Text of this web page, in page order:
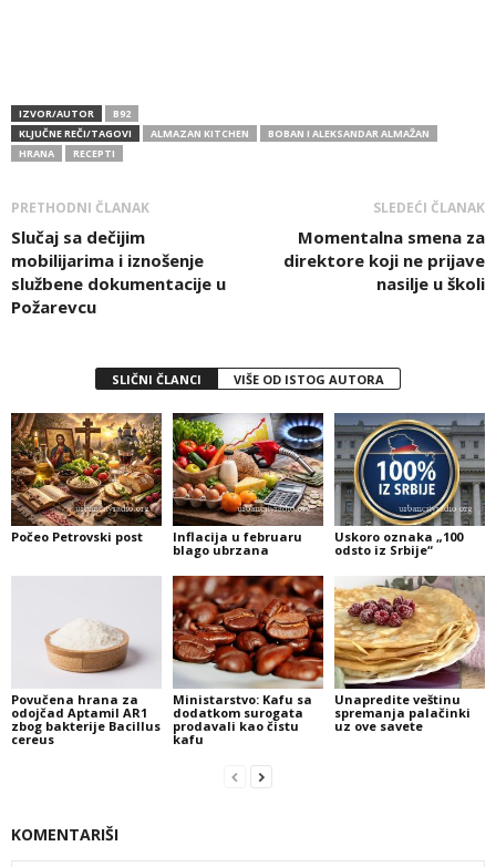
IZVOR/AUTOR
B92
KLJUČNE REČI/TAGOVI
ALMAZAN KITCHEN
BOBAN I ALEKSANDAR ALMAŽAN
HRANA
RECEPTI
PRETHODNI ČLANAK
Slučaj sa dečijim
mobilijarima i iznošenje
službene dokumentacije u
Požarevcu
SLEDEĆI ČLANAK
Momentalna smena za
direktore koji ne prijave
nasilje u školi
SLIČNI ČLANCI VIŠE OD ISTOG AUTORA
Počeo Petrovski post
Inflacija u februaru
blago ubrzana
Uskoro oznaka „100
odsto iz Srbije“
Povučena hrana za
odojčad Aptamil AR1
zbog bakterije Bacillus
cereus
Ministarstvo: Kafu sa
dodatkom surogata
prodavali kao čistu
kafu
Unapredite veštinu
spremanja palačinki
uz ove savete
KOMENTARIŠI